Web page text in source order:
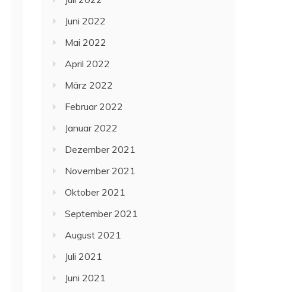
Juni 2022
Mai 2022
April 2022
März 2022
Februar 2022
Januar 2022
Dezember 2021
November 2021
Oktober 2021
September 2021
August 2021
Juli 2021
Juni 2021